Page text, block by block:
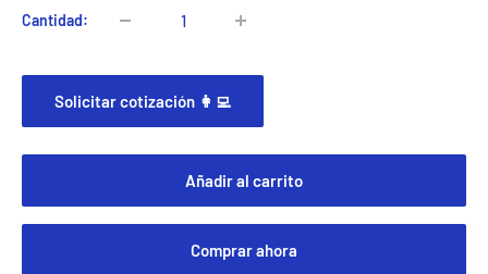
Cantidad:
Solicitar cotización 👩‍💻
Añadir al carrito
Comprar ahora